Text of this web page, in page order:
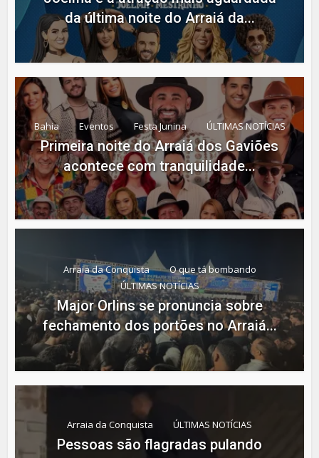
da última noite do Arraiá da...
Bahia Eventos Festa Junina ÚLTIMAS NOTÍCIAS
Primeira noite do Arraiá dos Gaviões
acontece com tranquilidade...
Arraia da Conquista
O que tá bombando
ÚLTIMAS NOTÍCIAS
Major Orlins se pronuncia sobre
fechamento dos portões no Arraiá...
Arraia da Conquista ÚLTIMAS NOTÍCIAS
Pessoas são flagradas pulando